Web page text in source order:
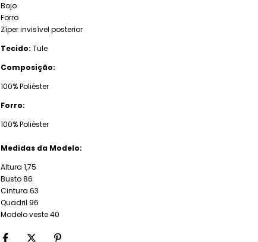
Bojo
Forro
Zíper invisível posterior
Tecido: Tule
Composição:
100% Poliéster
Forro:
100% Poliéster
Medidas da Modelo:
Altura 1,75
Busto 86
Cintura 63
Quadril 96
Modelo veste 40